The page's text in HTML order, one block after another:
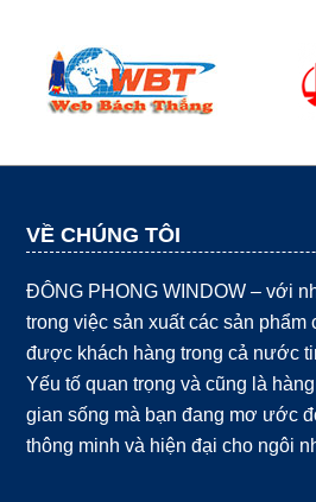
VỀ CHÚNG TÔI
ĐÔNG PHONG WINDOW – với
trong việc sản xuất các sản
được khách hàng trong cả nước
Yếu tố quan trọng và cũng là
gian sống mà bạn đang mơ ước
thông minh và hiện đại cho ngôi